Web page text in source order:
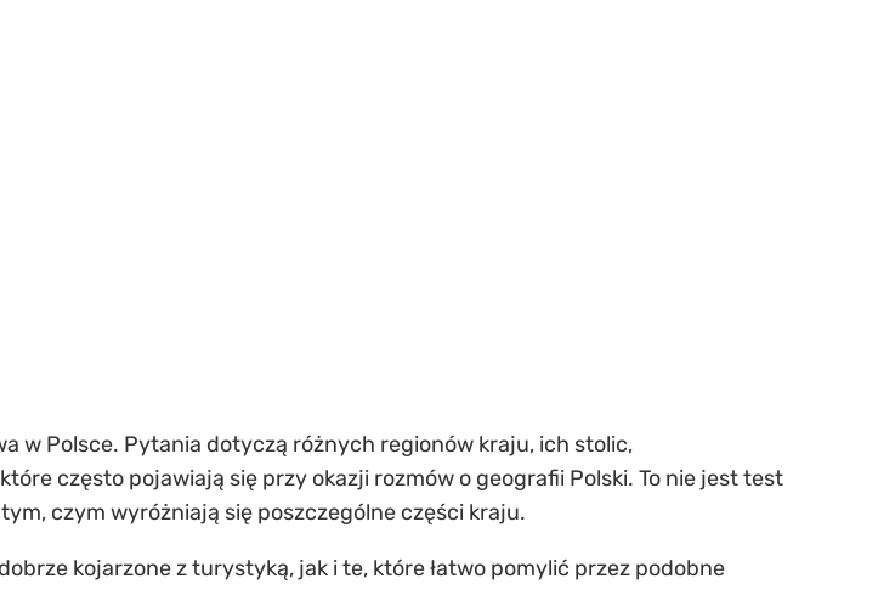
w Polsce. Pytania dotyczą różnych regionów kraju, ich stolic,
często pojawiają się przy okazji rozmów o geografii Polski. To nie jest test
czym wyróżniają się poszczególne części kraju.
kojarzone z turystyką, jak i te, które łatwo pomylić przez podobne